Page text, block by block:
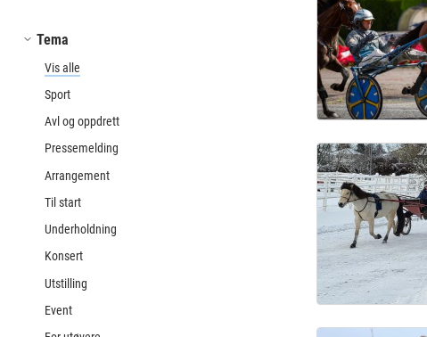
Tema
Vis alle
Sport
Avl og oppdrett
Pressemelding
Arrangement
Til start
Underholdning
Konsert
Utstilling
Event